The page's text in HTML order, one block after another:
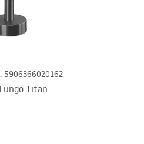
: 5906366020162
Titan